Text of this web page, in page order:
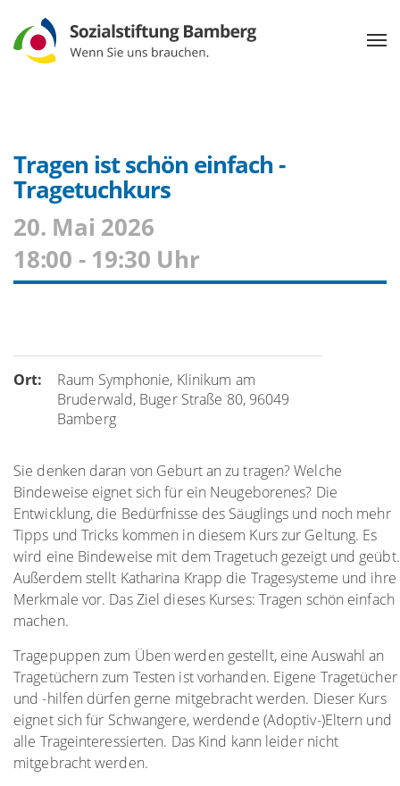
Tragen ist schön einfach -
Tragetuchkurs
20. Mai 2026
18:00 - 19:30 Uhr
Ort:
Raum Symphonie, Klinikum am
Bruderwald, Buger Straße 80, 96049
Bamberg
Sie denken daran von Geburt an zu tragen? Welche
Bindeweise eignet sich für ein Neugeborenes? Die
Entwicklung, die Bedürfnisse des Säuglings und noch mehr
Tipps und Tricks kommen in diesem Kurs zur Geltung. Es
wird eine Bindeweise mit dem Tragetuch gezeigt und geübt.
Außerdem stellt Katharina Krapp die Tragesysteme und ihre
Merkmale vor. Das Ziel dieses Kurses: Tragen schön einfach
machen.
Tragepuppen zum Üben werden gestellt, eine Auswahl an
Tragetüchern zum Testen ist vorhanden. Eigene Tragetücher
und -hilfen dürfen gerne mitgebracht werden. Dieser Kurs
eignet sich für Schwangere, werdende (Adoptiv-)Eltern und
alle Trageinteressierten. Das Kind kann leider nicht
mitgebracht werden.